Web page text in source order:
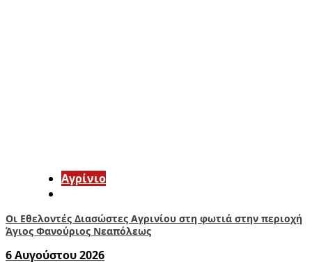
Aγρίνιο
Οι Εθελοντές Διασώστες Αγρινίου στη φωτιά στην περιοχή
Άγιος Φανούριος Νεαπόλεως
6 Αυγούστου 2026